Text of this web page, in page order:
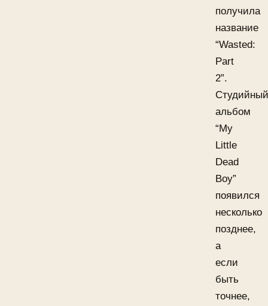
получила
название
“Wasted:
Part
2”.
Студийный
альбом
“My
Little
Dead
Boy”
появился
несколько
позднее,
а
если
быть
точнее,